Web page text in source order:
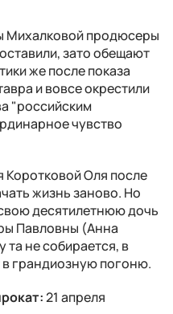
Михалковой продюсеры
зато обещают
же после показа
и вовсе окрестили
"российским
чувство
Коротковой Оля после
жизнь заново. Но
десятилетнюю дочь
Павловны (Анна
та не собирается, в
в грандиозную погоню.
21 апреля